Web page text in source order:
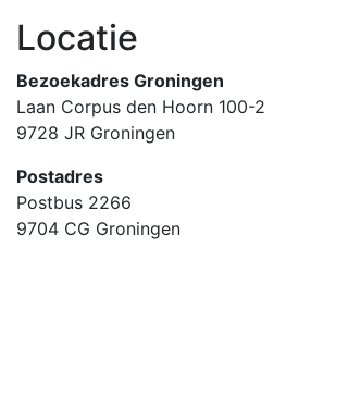
Locatie
Bezoekadres Groningen
Laan Corpus den Hoorn 100-2
9728 JR Groningen
Postadres
Postbus 2266
9704 CG Groningen